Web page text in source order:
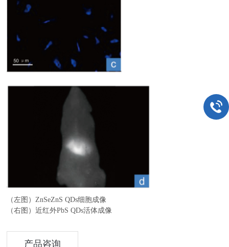
（左图）ZnSeZnS QDs细胞成像
（右图）近红外PbS QDs活体成像
产品咨询